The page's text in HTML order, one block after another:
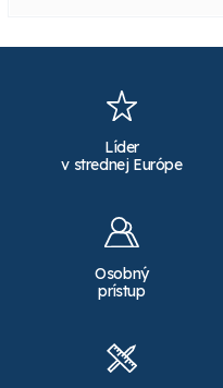
Líder
v strednej Európe
Osobný
prístup